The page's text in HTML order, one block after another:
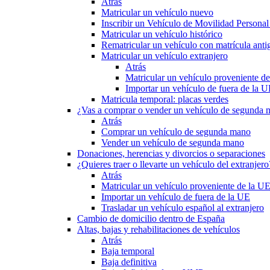
Matricular un vehículo nuevo
Inscribir un Vehículo de Movilidad
Matricular un vehículo histórico
Rematricular un vehículo con matrícula
Matricular un vehículo extranjero
Atrás
Matricular un vehículo proveniente
Importar un vehículo de fuera de la
Matricula temporal: placas verdes
¿Vas a comprar o vender un vehículo de segunda
Atrás
Comprar un vehículo de segunda mano
Vender un vehículo de segunda mano
Donaciones, herencias y divorcios o separaciones
¿Quieres traer o llevarte un vehículo del
Atrás
Matricular un vehículo proveniente de la UE
Importar un vehículo de fuera de la UE
Trasladar un vehículo español al extranjero
Cambio de domicilio dentro de España
Altas, bajas y rehabilitaciones de vehículos
Atrás
Baja temporal
Baja definitiva